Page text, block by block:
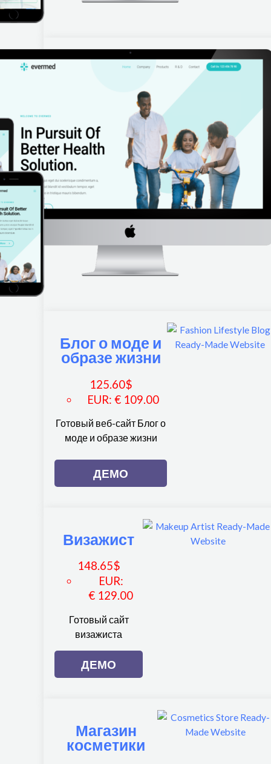
Блог о моде и
образе жизни
125.60$
EUR: € 109.00
Готовый веб-сайт Блог о
моде и образе жизни
ДЕМО
Визажист
148.65$
EUR:
€ 129.00
Готовый сайт
визажиста
ДЕМО
Магазин
косметики